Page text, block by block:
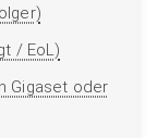
/ EoL)
Gigaset oder